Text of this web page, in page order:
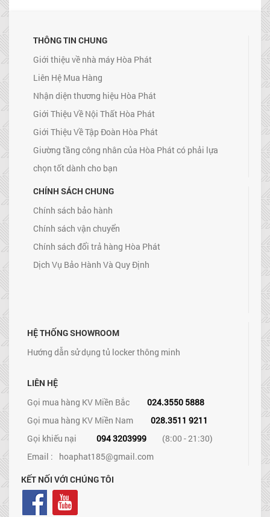
THÔNG TIN CHUNG
Giới thiệu về nhà máy Hòa Phát
Liên Hệ Mua Hàng
Nhận diện thương hiệu Hòa Phát
Giới Thiệu Về Nội Thất Hòa Phát
Giới Thiệu Về Tập Đoàn Hòa Phát
Giường tầng công nhân của Hòa Phát có phải lựa
chọn tốt dành cho bạn
CHÍNH SÁCH CHUNG
Chính sách bảo hành
Chính sách vận chuyển
Chính sách đổi trả hàng Hòa Phát
Dịch Vụ Bảo Hành Và Quy Định
HỆ THỐNG SHOWROOM
Hướng dẫn sử dụng tủ locker thông minh
LIÊN HỆ
Gọi mua hàng KV Miền Bắc
024.3550 5888
Gọi mua hàng KV Miền Nam
028.3511 9211
Gọi khiếu nại
094 3203999
(8:00 - 21:30)
Email : hoaphat185@gmail.com
KẾT NỐI VỚI CHÚNG TÔI